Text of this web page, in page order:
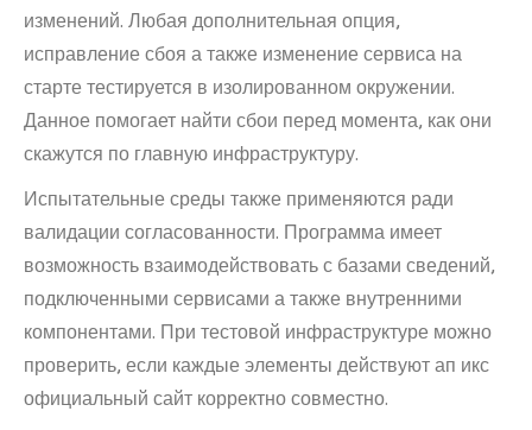
изменений. Любая дополнительная опция,
исправление сбоя а также изменение сервиса на
старте тестируется в изолированном окружении.
Данное помогает найти сбои перед момента, как они
скажутся по главную инфраструктуру.
Испытательные среды также применяются ради
валидации согласованности. Программа имеет
возможность взаимодействовать с базами сведений,
подключенными сервисами а также внутренними
компонентами. При тестовой инфраструктуре можно
проверить, если каждые элементы действуют ап икс
официальный сайт корректно совместно.